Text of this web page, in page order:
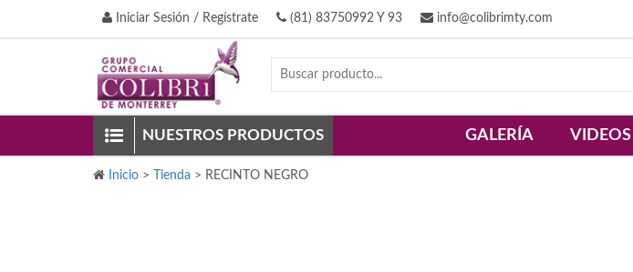
Iniciar Sesión / Regístrate (81) 83750992 Y 93 info@colibrimty.com
NUESTROS PRODUCTOS GALERÍA VIDEOS
Inicio > Tienda > RECINTO NEGRO